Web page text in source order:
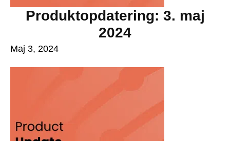
Produktopdatering: 3. maj
2024
Maj 3, 2024